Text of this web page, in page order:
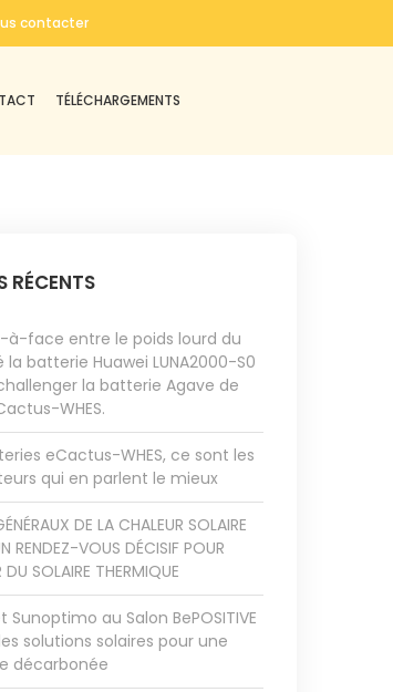
contacter
TÉLÉCHARGEMENTS
RÉCENTS
à-face entre le poids lourd du
batterie Huawei LUNA2000-S0
la batterie Agave de
WHES.
eCactus-WHES, ce sont les
qui en parlent le mieux
DE LA CHALEUR SOLAIRE
RENDEZ-VOUS DÉCISIF POUR
DU SOLAIRE THERMIQUE
Sunoptimo au Salon BePOSITIVE
solutions solaires pour une
décarbonée